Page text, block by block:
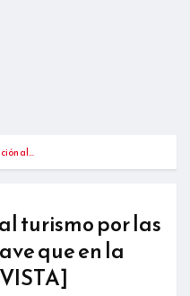
al…
turismo por las
que en la